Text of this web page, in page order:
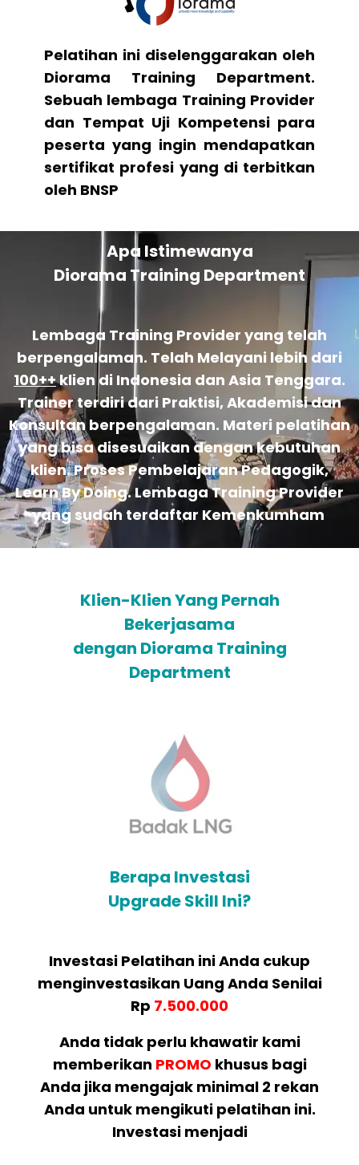
Pelatihan ini diselenggarakan oleh
Diorama Training Department.
Sebuah lembaga Training Provider
dan Tempat Uji Kompetensi para
peserta yang ingin mendapatkan
sertifikat profesi yang di terbitkan
oleh BNSP
Apa Istimewanya
Diorama Training Department
Lembaga Training Provider yang telah
berpengalaman. Telah Melayani lebih dari
100++klien di Indonesia dan Asia Tenggara.
Trainer terdiri dari Praktisi, Akademisi dan
Konsultan berpengalaman. Materi pelatihan
yang bisa disesuaikan dengan kebutuhan
klien. Proses Pembelajaran Pedagogik,
Learn By Doing. Lembaga Training Provider
yang sudah terdaftar Kemenkumham
Klien-Klien Yang Pernah
Bekerjasama
dengan Diorama Training
Department
Berapa Investasi
Upgrade Skill Ini?
Investasi Pelatihan ini Anda cukup
menginvestasikan Uang Anda Senilai
Rp 7.500.000
Anda tidak perlu khawatir kami
memberikan PROMO khusus bagi
Anda jika mengajak minimal 2 rekan
Anda untuk mengikuti pelatihan ini.
Investasi menjadi